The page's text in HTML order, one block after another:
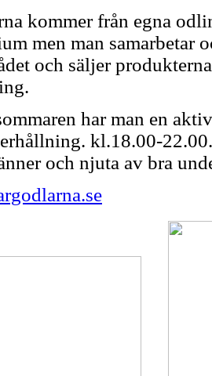
kommer från egna
men man samarbetar
och säljer
har man en
kl.18.00-
och njuta av bra